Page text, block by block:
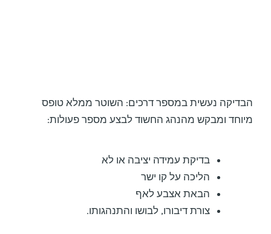
הבדיקה נעשית במספר דרכים: השוטר ממלא טופס
מיוחד ומבקש מהנהג החשוד לבצע מספר פעולות:
בדיקת עמידה יציבה או לא
הליכה על קו ישר
הבאת אצבע לאף
צורת דיבורו, לבושו והתנהגותו.